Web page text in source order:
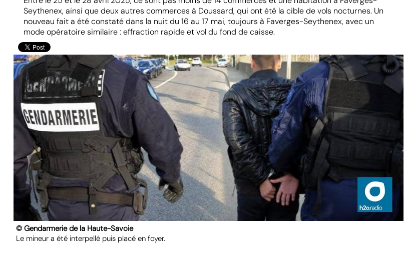
Seythenex, ainsi que deux autres commerces à Doussard, qui ont été la cible de vols nocturnes. Un
nouveau fait a été constaté dans la nuit du 16 au 17 mai, toujours à Faverges-Seythenex, avec un
mode opératoire similaire : effraction rapide et vol du fond de caisse.
© Gendarmerie de la Haute-Savoie
Le mineur a été interpellé puis placé en foyer.